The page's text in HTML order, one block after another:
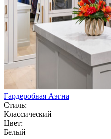
Гардеробная Аэгна
Стиль:
Классический
Цвет:
Белый